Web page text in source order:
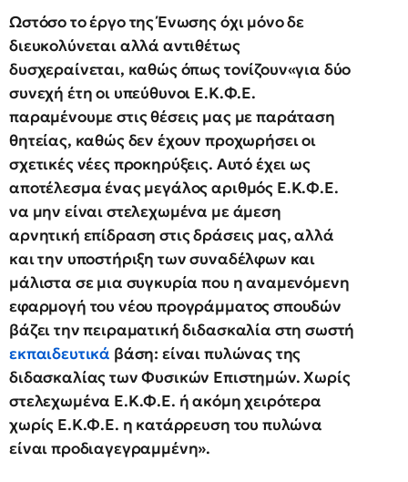
Ωστόσο το έργο της Ένωσης όχι μόνο δε
διευκολύνεται αλλά αντιθέτως
δυσχεραίνεται, καθώς όπως τονίζουν«για δύο
συνεχή έτη οι υπεύθυνοι Ε.Κ.Φ.Ε.
παραμένουμε στις θέσεις μας με παράταση
θητείας, καθώς δεν έχουν προχωρήσει οι
σχετικές νέες προκηρύξεις. Αυτό έχει ως
αποτέλεσμα ένας μεγάλος αριθμός Ε.Κ.Φ.Ε.
να μην είναι στελεχωμένα με άμεση
αρνητική επίδραση στις δράσεις μας, αλλά
και την υποστήριξη των συναδέλφων και
μάλιστα σε μια συγκυρία που η αναμενόμενη
εφαρμογή του νέου προγράμματος σπουδών
βάζει την πειραματική διδασκαλία στη σωστή
εκπαιδευτικά βάση: είναι πυλώνας της
διδασκαλίας των Φυσικών Επιστημών. Χωρίς
στελεχωμένα Ε.Κ.Φ.Ε. ή ακόμη χειρότερα
χωρίς Ε.Κ.Φ.Ε. η κατάρρευση του πυλώνα
είναι προδιαγεγραμμένη».